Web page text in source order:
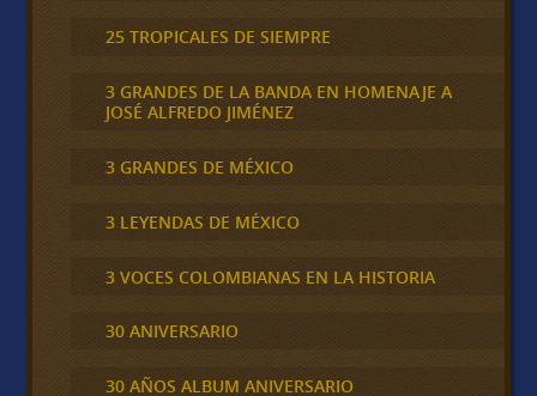
25 TROPICALES DE SIEMPRE
3 GRANDES DE LA BANDA EN HOMENAJE A
JOSÉ ALFREDO JIMÉNEZ
3 GRANDES DE MÉXICO
3 LEYENDAS DE MÉXICO
3 VOCES COLOMBIANAS EN LA HISTORIA
30 ANIVERSARIO
30 AÑOS ALBUM ANIVERSARIO